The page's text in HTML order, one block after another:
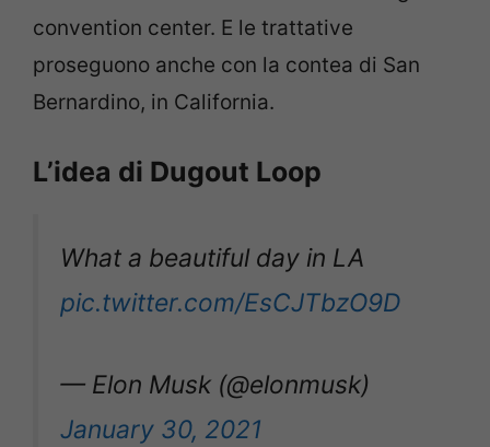
convention center. E le trattative
proseguono anche con la contea di San
Bernardino, in California.
L’idea di Dugout Loop
What a beautiful day in LA
pic.twitter.com/EsCJTbzO9D
— Elon Musk (@elonmusk)
January 30, 2021